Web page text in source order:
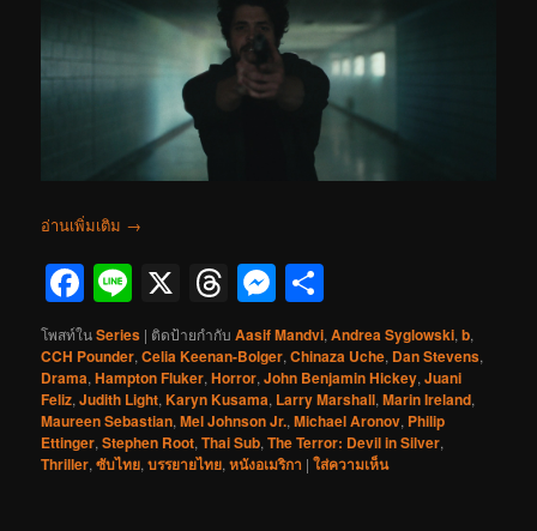
อ่านเพิ่มเติม →
Facebook
Line
X Threads
Messenger
โพสท์ในSeries | ติดป้ายกำกับ Aasif Mandvi,Andrea Syglowski,b,
CCH Pounder,Celia Keenan-Bolger,Chinaza Uche, Dan Stevens,
Drama,Hampton Fluker,Horror,John Benjamin Hickey,Juani
Feliz,Judith Light,Karyn Kusama, Larry Marshall,Marin Ireland,
Maureen Sebastian,Mel Johnson Jr.,Michael Aronov, Philip
Ettinger,Stephen Root,Thai Sub,The Terror: Devil in Silver,
Thriller,ซับไทย,บรรยายไทย,หนังอเมริกา |ใส่ความเห็น